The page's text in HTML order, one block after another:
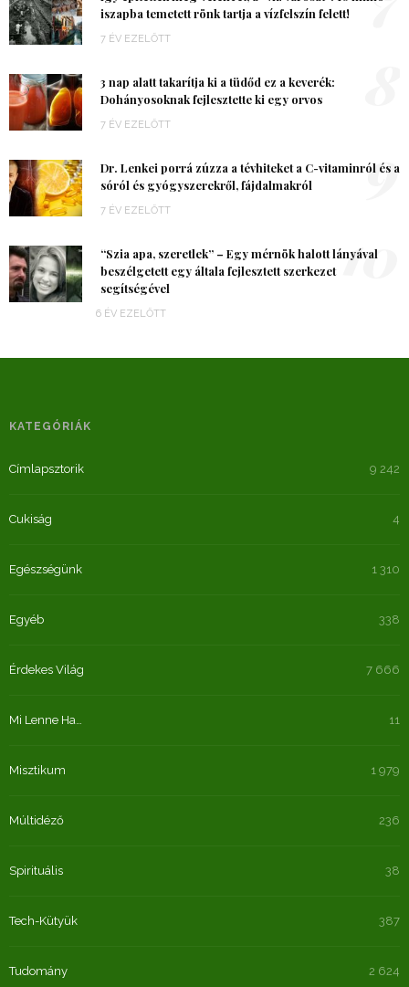
iszapba temetett rönk tartja a vízfelszín felett!
7 ÉV EZELŐTT
3 nap alatt takarítja ki a tüdőd ez a keverék:
Dohányosoknak fejlesztette ki egy orvos
7 ÉV EZELŐTT
Dr. Lenkei porrá zúzza a tévhiteket a C-vitaminról és a
sóról és gyógyszerekről, fájdalmakról
7 ÉV EZELŐTT
9
“Szia apa, szeretlek” – Egy mérnök halott lányával
beszélgetett egy általa fejlesztett szerkezet
segítségével
6 ÉV EZELŐTT
10
KATEGÓRIÁK
Címlapsztorik 9 242
Cukiság 4
Egészségünk 1 310
Egyéb 338
Érdekes Világ 7 666
Mi Lenne Ha… 11
Misztikum 1 979
Múltidéző 236
Spirituális 38
Tech-Kütyük 387
Tudomány 2 624